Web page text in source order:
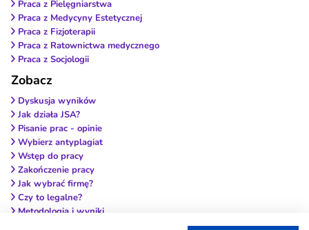
Praca z Pielęgniarstwa
Praca z Medycyny Estetycznej
Praca z Fizjoterapii
Praca z Ratownictwa medycznego
Praca z Socjologii
Zobacz
Dyskusja wyników
Jak działa JSA?
Pisanie prac - opinie
Wybierz antyplagiat
Wstęp do pracy
Zakończenie pracy
Jak wybrać firmę?
Czy to legalne?
Metodologia i wyniki